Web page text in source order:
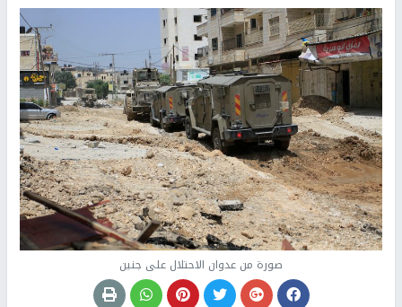
صورة من عدوان الاحتلال على جنين